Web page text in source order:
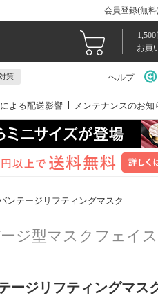
会員登録(無料
お買
策 ヘルプ
よる配送影響 メンテナンスのお知
ンテージリフティングマスク
ジ型マスクフェイ
ージリフティングマス